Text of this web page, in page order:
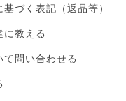
づく表記（返品等）
に教える
問い合わせる